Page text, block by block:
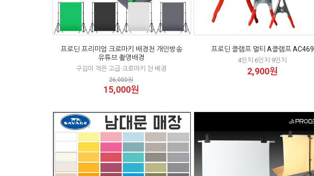
프로딘 프리미엄 크로마키 배경천 개인방송
유튜브 촬영배경
구김이 적은 고급 크로마키 천 배경
26,000원
15,000원
프로딘 클램프 멀티 A클램프 AC469
4인치 6인치 9인치
2,900원